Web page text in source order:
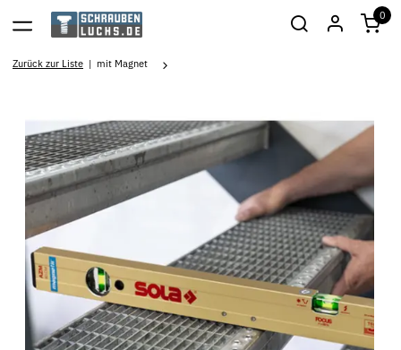
0
Zurück zur Liste mit Magnet